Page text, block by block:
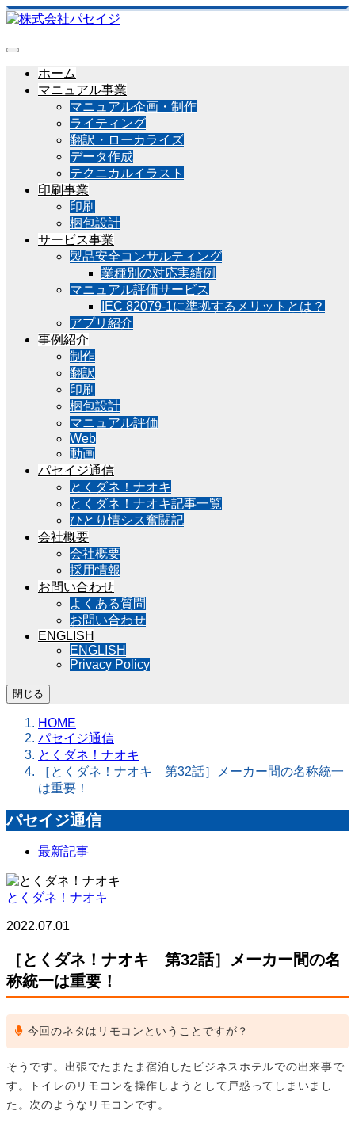
ホーム
マニュアル事業
マニュアル企画・制作
ライティング
翻訳・ローカライズ
データ作成
テクニカルイラスト
印刷事業
印刷
梱包設計
サービス事業
製品安全コンサルティング
業種別の対応実績例
マニュアル評価サービス
IEC 82079-1に準拠するメリットとは？
アプリ紹介
事例紹介
制作
翻訳
印刷
梱包設計
マニュアル評価
Web
動画
パセイジ通信
とくダネ！ナオキ
とくダネ！ナオキ記事一覧
ひとり情シス奮闘記
会社概要
会社概要
採用情報
お問い合わせ
よくある質問
お問い合わせ
ENGLISH
ENGLISH
Privacy Policy
閉じる
HOME
パセイジ通信
とくダネ！ナオキ
［とくダネ！ナオキ 第32話］メーカー間の名称統一
は重要！
パセイジ通信
最新記事
とくダネ！ナオキ
2022.07.01
［とくダネ！ナオキ 第32話］メーカー間の名
称統一は重要！
今回のネタはリモコンということですが？
そうです。出張でたまたま宿泊したビジネスホテルでの出来事で
す。トイレのリモコンを操作しようとして戸惑ってしまいまし
た。次のようなリモコンです。